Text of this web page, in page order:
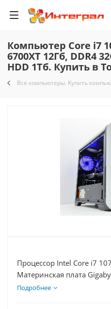
Компьютер Core i7
6700XT 12Гб, DDR4
HDD 1Тб. Купить в
Все компьютеры. Купить
Процессор Intel Core i7
Материнская плата
Видеокарта RX 6700XT
Подробнее